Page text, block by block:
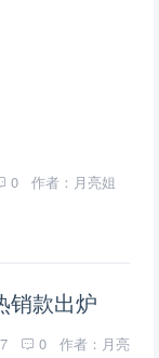
0 作者：月亮姐
销款出炉
0
作者：月亮